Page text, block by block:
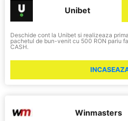
Unibet
Deschide cont la Unibet si realizeaza
pachetul de bun-venit cu 500 RON pariu
CASH.
Winmasters